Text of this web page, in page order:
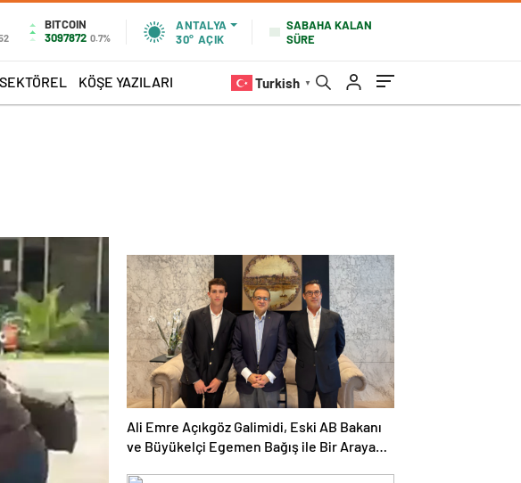
BITCOIN
3097872 0.7%
ANTALYA
30° AÇIK
SABAHA KALAN
SÜRE
SEKTÖREL KÖŞE YAZILARI Turkish ▼
Ali Emre Açıkgöz Galimidi, Eski AB Bakanı
ve Büyükelçi Egemen Bağış ile Bir Araya